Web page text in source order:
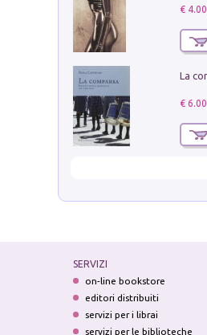
€ 4.00
€ 6.00
SERVIZI
on-line bookstore
editori distribuiti
servizi per i librai
servizi per le biblioteche